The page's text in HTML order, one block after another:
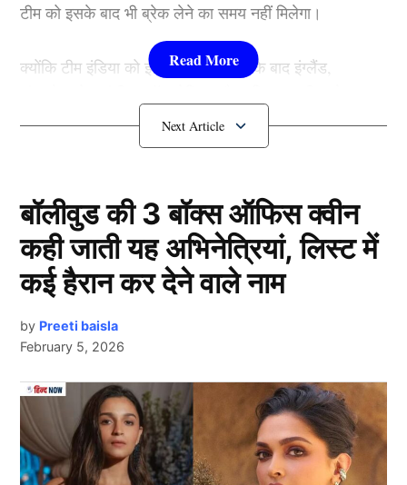
टीम को इसके बाद भी ब्रेक लेने का समय नहीं मिलेगा।
क्योंकि टीम इंडिया को इस साल आईपीएल के बाद इंग्लैंड,
खिलाफ द्विपक्षीय श्रृंखलाएं खेलनी हैं।
Team India
चैंपियंस ट्रॉफी के बाद भारत अपनी पहली वनडे श्रृंखला बांग्लादेश
Next Article
बॉलीवुड की 3 बॉक्स ऑफिस क्वीन
कही जाती यह अभिनेत्रियां, लिस्ट में
कई हैरान कर देने वाले नाम
by Preeti baisla
February 5, 2026